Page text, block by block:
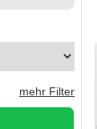
mehr Filter